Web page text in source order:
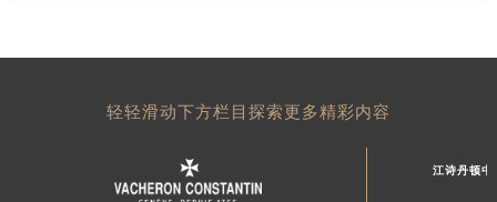
轻轻滑动下方栏目探索更多精彩内容
江诗丹顿中